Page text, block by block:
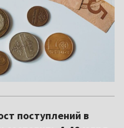
поступлений в